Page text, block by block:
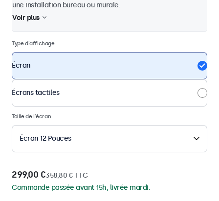
une installation bureau ou murale.
Voir plus
Type d'affichage
Écran
Écrans tactiles
Taille de l'écran
Écran 12 Pouces
299,00 €358,80 € TTC
Commande passée avant 15h, livrée mardi.